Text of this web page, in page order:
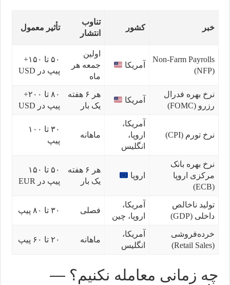
خبر کشور
تناوب
انتشار
تأثیر معمول
Non-Farm Payrolls
(NFP)
آمریکا
اولین
جمعه هر
ماه
۵۰ تا ۱۵۰+
پیپ در USD
نرخ بهره فدرال
رزرو (FOMC)
آمریکا
هر ۶ هفته
یک بار
۸۰ تا ۲۰۰+
پیپ در USD
نرخ تورم (CPI)
آمریکا،
اروپا،
انگلیس
ماهانه
۳۰ تا ۱۰۰
پیپ
نرخ بهره بانک
مرکزی اروپا
(ECB)
اروپا
هر ۶ هفته
یک بار
۵۰ تا ۱۵۰
پیپ در EUR
تولید ناخالص
داخلی (GDP)
آمریکا،
اروپا، چین
فصلی ۳۰ تا ۸۰ پیپ
خرده‌فروشی
(Retail Sales)
آمریکا،
انگلیس
ماهانه ۲۰ تا ۶۰ پیپ
چه زمانی معامله نکنیم؟ —